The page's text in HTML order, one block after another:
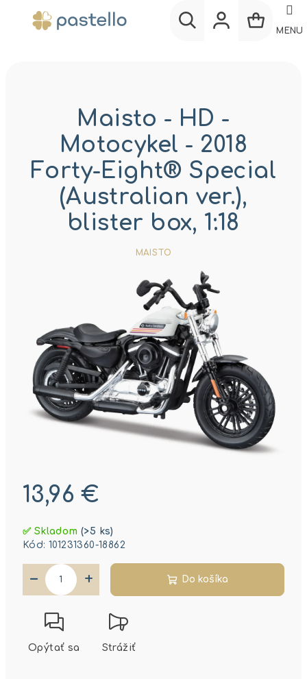
MENU
13,96 €
cena:
✅ Skladom(>5 ks)
Kód: 101231360-18862
+
− Do košíka
Opýtať sa Strážiť
Maisto - HD -
Motocykel - 2018
Forty-Eight® Special
(Australian ver.),
blister box, 1:18
MAISTO